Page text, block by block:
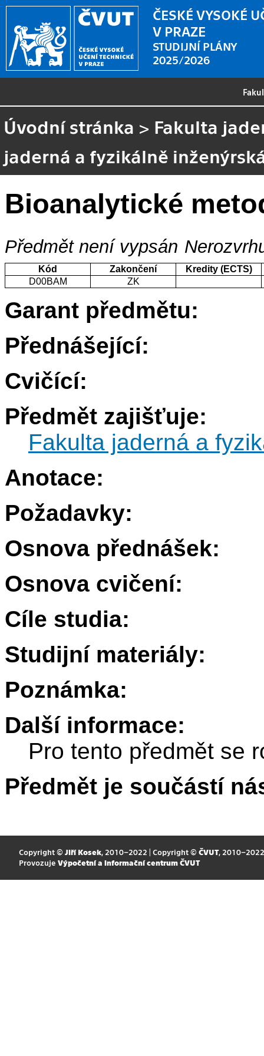
ČESKÉ VYSOKÉ
V PRAZE
STUDIJNÍ PLÁNY
2025/2026
Úvodní stránka > Fakulta
jaderná a fyzikálně
Bioanalytické
Předmět není vypsán
Kód Zakončení
Kredity (ECTS)
D00BAM
ZK
Garant předmětu:
Přednášející:
Cvičící:
Předmět zajišťuje:
Fakulta jaderná a
Anotace:
Požadavky:
Osnova přednášek:
Osnova cvičení:
Cíle studia:
Studijní materiály:
Poznámka:
Další informace:
Pro tento předmět se
Předmět je součástí
Copyright © Jiří Kosek, 2010–2022 | Copyright © ČVUT, 2010–2022
Provozuje Výpočetní a informační centrum ČVUT